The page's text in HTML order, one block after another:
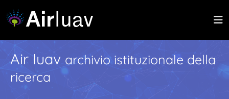
Air Iuav archivio istituzionale della
ricerca